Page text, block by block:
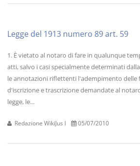
Legge del 1913 numero 89 art. 59
1. È vietato al notaro di fare in qualunque
atti, salvo i casi specialmente determinati
le annotazioni riflettenti l'adempimento delle
d'iscrizione e trascrizione demandate al
legge, le...
Redazione WikiJus I 05/07/2010